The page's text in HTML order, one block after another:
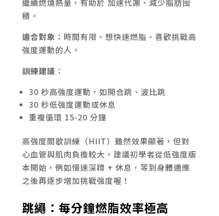
繼續燃燒熱量，有助於 加速代謝、減少脂肪囤
積。
適合對象 ：時間有限、想快速燃脂、喜歡挑戰高
強度運動的人。
訓練建議 ：
30 秒高強度運動，如開合跳、波比跳
30 秒低強度運動或休息
重複循環 15-20 分鐘
高強度間歇訓練（HIIT）雖然效果顯著，但對
心血管與肌肉負擔較大，建議初學者從低強度版
本開始，例如慢速深蹲 + 休息，等到身體適應
之後再逐步增加挑戰強度喔！
跳繩：每分鐘燃脂效率極高